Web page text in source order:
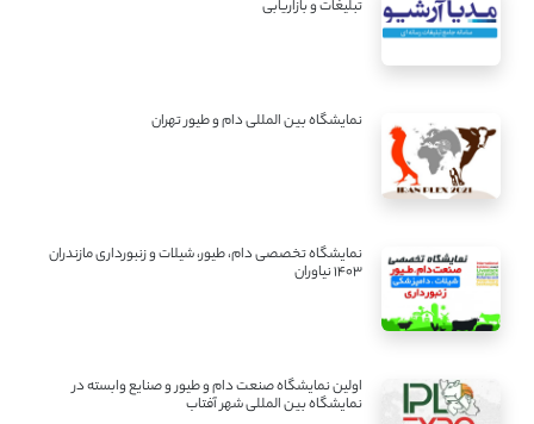
تبلیغات و بازاریابی
نمایشگاه بین المللی دام و طیور تهران
نمایشگاه تخصصی دام، طیور، شیلات و زنبورداری مازندران
1403 نیاوران
اولین نمایشگاه صنعت دام و طیور و صنایع وابسته در
نمایشگاه بین المللی شهر آفتاب